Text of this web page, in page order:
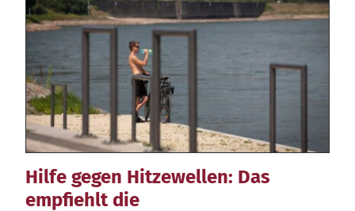
Hilfe gegen Hitzewellen: Das
empfiehlt die